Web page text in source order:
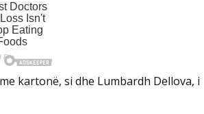
kartonë, si dhe Lumbardh Dellova, i